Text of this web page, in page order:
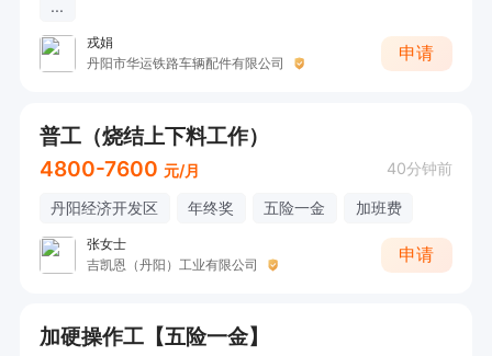
...
戎娟
丹阳市华运铁路车辆配件有限公司
申请
普工（烧结上下料工作）
4800-7600 元/月 40分钟前
丹阳经济开发区 年终奖 五险一金 加班费
张女士
吉凯恩（丹阳）工业有限公司
申请
加硬操作工【五险一金】